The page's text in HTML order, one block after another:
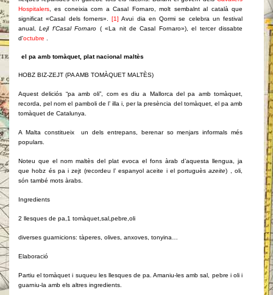
Hospitalers , es coneixia com a Casal Fornaro, molt sembalnt al català que
significat «Casal dels forners». [1] Avui dia en Qormi se celebra un festival
anual,Lejl f'Casal Fornaro ( «La nit de Casal Fornaro»), el tercer dissabte
d'octubre
el pa amb tomàquet, plat nacional maltès
HOBZ BIZ-ZEJT (PA AMB TOMÀQUET MALTÈS)
Aquest deliciós “pa amb oli”, com es diu a Mallorca del pa amb tomàquet,
recorda, pel nom el pamboli de l’ illa i, per la presència del tomàquet, el pa amb
tomàquet de Catalunya.
A Malta constitueix un dels entrepans, berenar so menjars informals més
populars.
Noteu que el nom maltès del plat evoca el fons àrab d’aquesta llengua, ja
que hobz és pa i zejt (recordeu l’ espanyol aceite i el portuguèsazeite) , oli,
són també mots àrabs.
Ingredients
2 llesques de pa,1 tomàquet,sal,pebre,oli
diverses guarnicions: tàperes, olives, anxoves, tonyina…
Elaboració
Partiu el tomàquet i suqueu les llesques de pa. Amaniu-les amb sal, pebre i oli i
guarniu-la amb els altres ingredients.